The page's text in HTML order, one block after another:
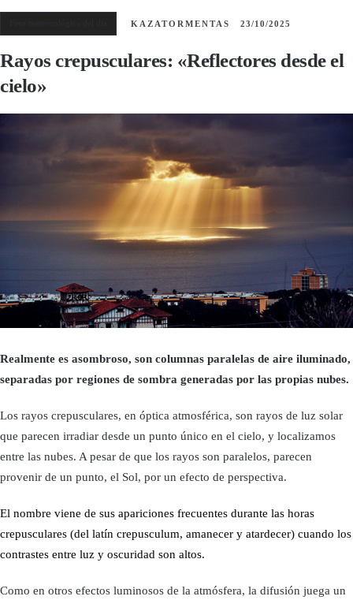
KAZATORMENTAS 23/10/2025
Rayos crepusculares: «Reflectores desde el
cielo»
Realmente es asombroso, son columnas paralelas de aire iluminado,
separadas por regiones de sombra generadas por las propias nubes.
Los rayos crepusculares, en óptica atmosférica, son rayos de luz solar
que parecen irradiar desde un punto único en el cielo, y localizamos
entre las nubes. A pesar de que los rayos son paralelos, parecen
provenir de un punto, el Sol, por un efecto de perspectiva.
El nombre viene de sus apariciones frecuentes durante las horas
crepusculares (del latín crepusculum, amanecer y atardecer) cuando los
contrastes entre luz y oscuridad son altos.
Como en otros efectos luminosos de la atmósfera, la difusión juega un